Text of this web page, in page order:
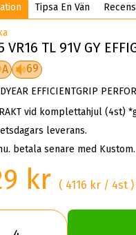
Tipsa En Vän
VR16 TL 91V GY
A 69
EFFICIENTGRIP
vid komplettahjul (4st)
leverans.
betala senare med Kustom.
kr ( 4116 kr / 4st